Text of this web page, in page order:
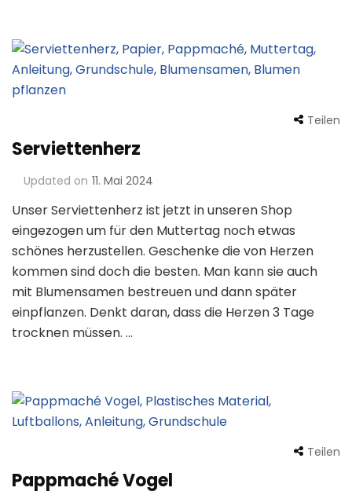
Teilen
Serviettenherz
Updated on 11. Mai 2024
Unser Serviettenherz ist jetzt in unseren Shop
eingezogen um für den Muttertag noch etwas
schönes herzustellen. Geschenke die von Herzen
kommen sind doch die besten. Man kann sie auch
mit Blumensamen bestreuen und dann später
einpflanzen. Denkt daran, dass die Herzen 3 Tage
trocknen müssen. …
Teilen
Pappmaché Vogel